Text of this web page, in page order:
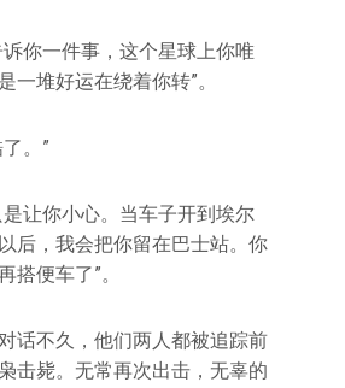
诉你一件事，这个星球上你唯
一堆好运在绕着你转”。
。”
是让你小心。当车子开到埃尔
后，我会把你留在巴士站。你
搭便车了”。
话不久，他们两人都被追踪前
击毙。无常再次出击，无辜的